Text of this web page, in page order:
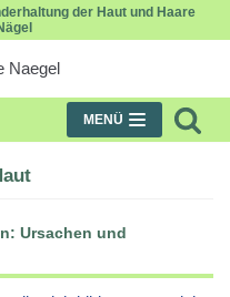
der Haut und Haare
MENÜ
Ursachen und